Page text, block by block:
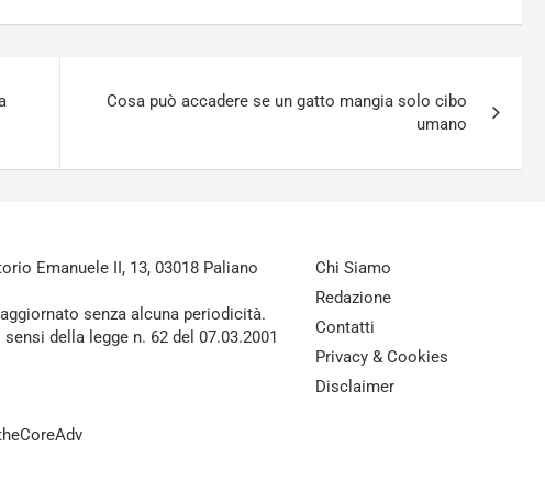
Cosa può accadere se un gatto mangia solo cibo
umano
Emanuele II, 13, 03018 Paliano
senza alcuna periodicità.
della legge n. 62 del 07.03.2001
Chi Siamo
Redazione
Contatti
Privacy & Cookies
Disclaimer